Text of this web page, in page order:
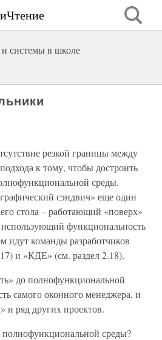
системы в школе
резкой границы между
к тому, чтобы достроить
среды.
сэндвич» еще один
стола – работающий «поверх»
функциональность
идут команды разработчиков
и «КДЕ» (см. раздел 2.18).
до полнофункциональной
самого оконного менеджера, и
и ряд других проектов.
полнофункциональной среды?